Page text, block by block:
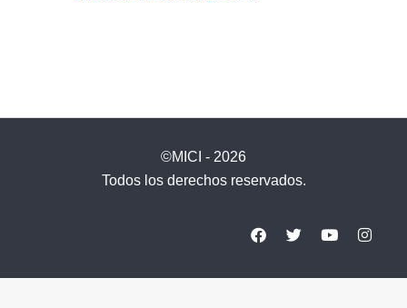
©MICI - 2026
Todos los derechos reservados.